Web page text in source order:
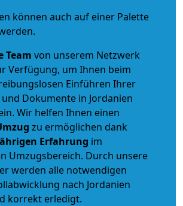
können auch auf einer Palette
Team von unserem Netzwerk
Verfügung, um Ihnen beim
Einführen Ihrer
Dokumente in Jordanien
Wir helfen Ihnen einen
zu ermöglichen dank
Erfahrung im
Umzugsbereich. Durch unsere
werden alle notwendigen
nach Jordanien
korrekt erledigt.